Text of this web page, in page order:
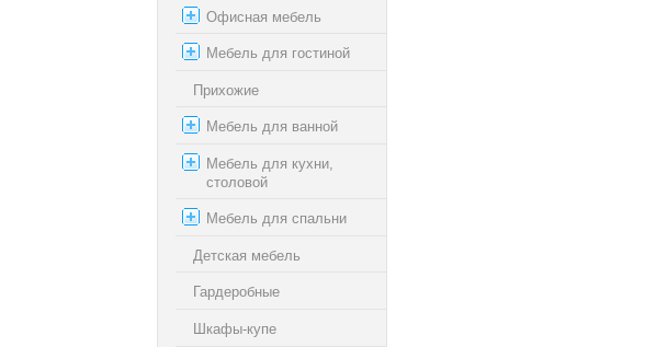
Офисная мебель
Мебель для гостиной
Прихожие
Мебель для ванной
Мебель для кухни,
столовой
Мебель для спальни
Детская мебель
Гардеробные
Шкафы-купе